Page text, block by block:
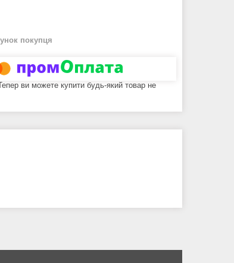
покупця
ви можете купити будь-який товар не